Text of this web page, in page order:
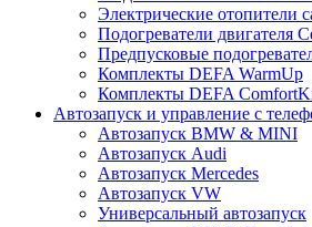
Электрические отопители
Подогреватели двигателя
Предпусковые
Комплекты DEFA WarmUp
Комплекты DEFA
Автозапуск и управление с
Автозапуск BMW & MINI
Автозапуск Audi
Автозапуск Mercedes
Автозапуск VW
Универсальный автозапуск